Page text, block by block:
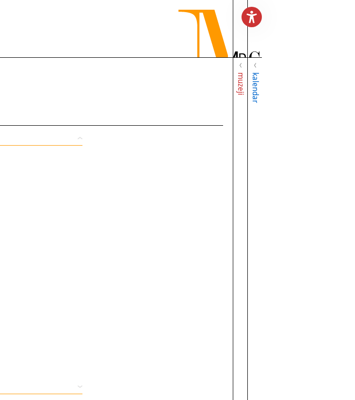
muzeji kalendar